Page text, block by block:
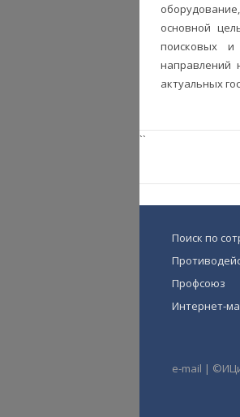
основной
поисковых и
направлений
актуальных
``
Поиск по
Профсоюз
Интернет-
e-mail |